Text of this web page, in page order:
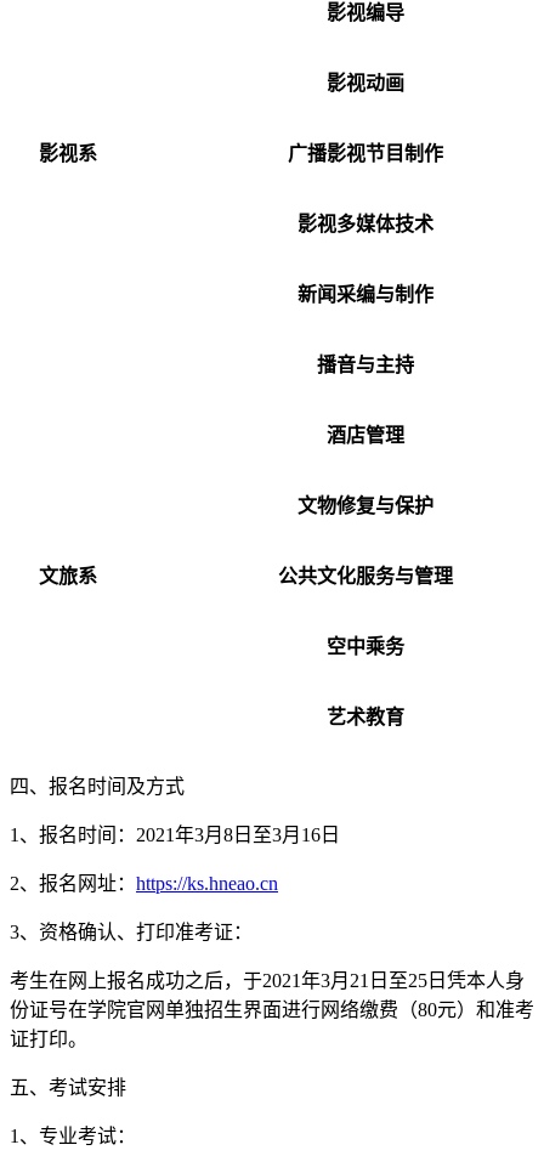
影视系
影视编导
影视动画
广播影视节目制作
影视多媒体技术
新闻采编与制作
播音与主持
文旅系
酒店管理
文物修复与保护
公共文化服务与管理
空中乘务
艺术教育
四、报名时间及方式
1、报名时间：2021年3月8日至3月16日
2、报名网址： https://ks.hneao.cn
3、资格确认、打印准考证：
考生在网上报名成功之后，于2021年3月21日至25日凭本人身
份证号在学院官网单独招生界面进行网络缴费（80元）和准考
证打印。
五、考试安排
1、专业考试：